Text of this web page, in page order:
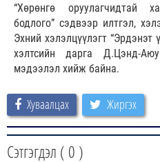
“Хөрөнгө оруулагчидтай
бодлого” сэдвээр илтгэл,
Эхний хэлэлцүүлэгт
хэлтсийн дарга Д.Цэнд-
мэдээлэл хийж байна.
Хуваалцах Жиргэх
Сэтгэгдэл ( 0 )